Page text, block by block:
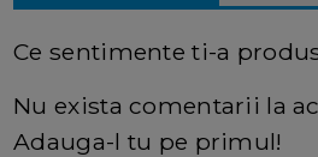
Ce sentimente ti-a
Nu exista comentarii la
Adauga-l tu pe primul!